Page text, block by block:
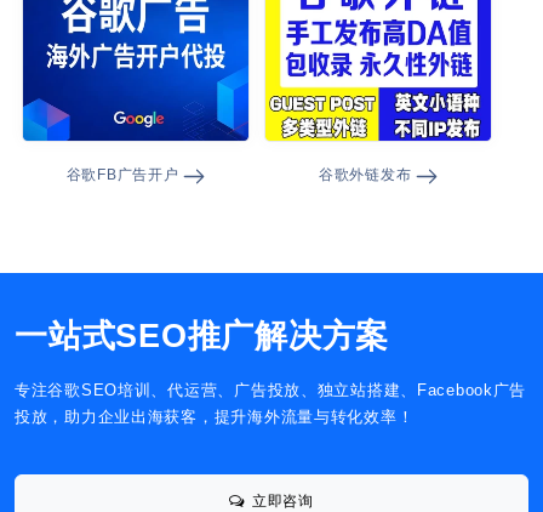
谷歌FB广告开户 谷歌外链发布
一站式SEO推广解决方案
专注谷歌SEO培训、代运营、广告投放、独立站搭建、Facebook广告
投放，助力企业出海获客，提升海外流量与转化效率！
立即咨询